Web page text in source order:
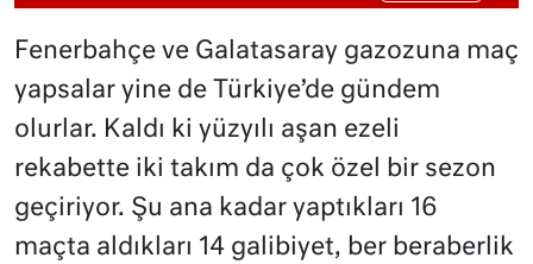
Fenerbahçe ve Galatasaray gazozuna maç
yapsalar yine de Türkiye’de gündem
olurlar. Kaldı ki yüzyılı aşan ezeli
rekabette iki takım da çok özel bir sezon
geçiriyor. Şu ana kadar yaptıkları 16
maçta aldıkları 14 galibiyet, ber beraberlik